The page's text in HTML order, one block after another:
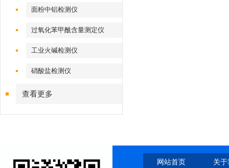
面粉中铝检测仪
过氧化苯甲酰含量测定仪
工业火碱检测仪
硝酸盐检测仪
查看更多
网站首页 关